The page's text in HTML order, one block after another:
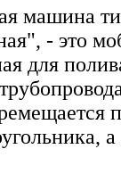
машина
- это
для
а